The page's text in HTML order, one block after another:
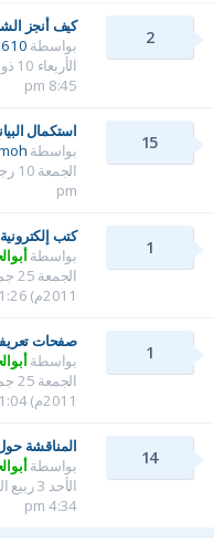
2
كيف أنجز
بواسطة
8:45 pm
15
استكمال
بواسطة
pm
1
كتب
بواسطة
2011م) 11:26 pm
1
صفحات
بواسطة
2011م) 11:04 pm
14
المناقشة
بواسطة
4:34 pm